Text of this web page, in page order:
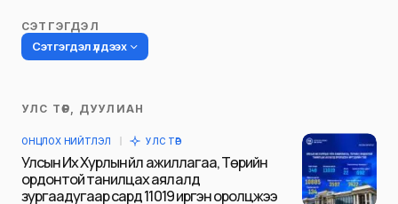
СЭТГЭГДЭЛ
Сэтгэгдэл үлдээх
Таны имэйл хаягийг нийтлэхгүй.
тэмдэглэсэн
УЛС ТӨР, ДУУЛИАН
ОНЦЛОХ НИЙТЛЭЛ УЛС ТӨР
Улсын Их Хурлын үйл ажиллагаа, Төрийн
ордонтой танилцах аялалд
зургаадугаар сард 11019 иргэн оролцжээ